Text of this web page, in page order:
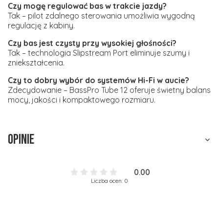
Czy mogę regulować bas w trakcie jazdy?
Tak – pilot zdalnego sterowania umożliwia wygodną
regulację z kabiny.
Czy bas jest czysty przy wysokiej głośności?
Tak – technologia Slipstream Port eliminuje szumy i
zniekształcenia.
Czy to dobry wybór do systemów Hi-Fi w aucie?
Zdecydowanie – BassPro Tube 12 oferuje świetny balans
mocy, jakości i kompaktowego rozmiaru.
Opinie
0.00
Liczba ocen: 0